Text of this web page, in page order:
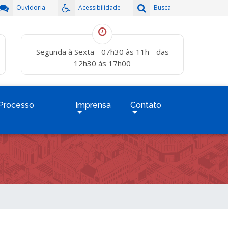
Busca
Acessibilidade
Ouvidoria
Segunda à Sexta - 07h30 às 11h - das
12h30 às 17h00
Imprensa Contato